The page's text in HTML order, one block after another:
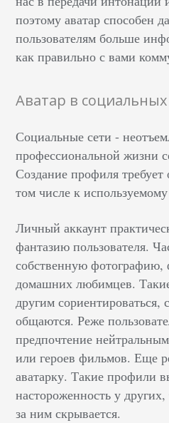
поэтому аватар способен
пользователям больше
как правильно с вами
Аватар в социальных
Социальные сети -
профессиональной жизни
Создание профиля
том числе к используемому
Личный аккаунт
фантазию пользователя.
собственную фотографию,
домашних любимцев.
другим сориентироваться,
общаются. Реже
предпочтение
или героев фильмов. Еще
аватарку. Такие профили
настороженность у
за ним скрывается.